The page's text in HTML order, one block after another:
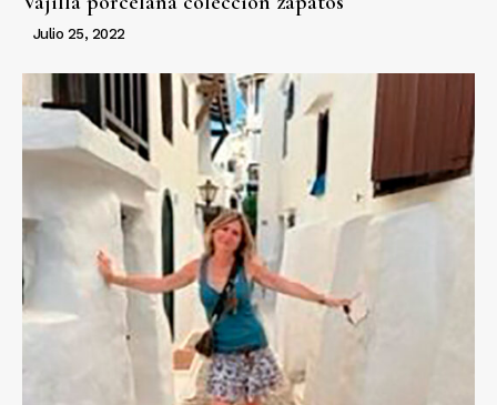
Julio 25, 2022